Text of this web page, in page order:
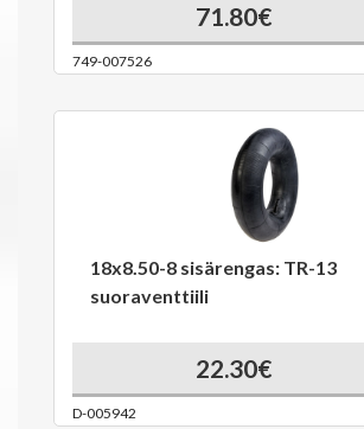
71.80€
749-007526
18x8.50-8 sisärengas: TR-13
suoraventtiili
22.30€
D-005942